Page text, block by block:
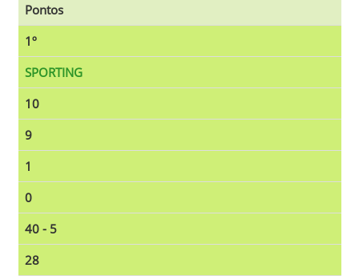
Pontos
1º
SPORTING
10
9
1
0
40 - 5
28